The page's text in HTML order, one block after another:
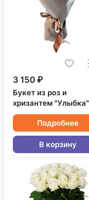
3 150 ₽
Букет из роз и
хризантем "Улыбка"
Подробнее
В корзину